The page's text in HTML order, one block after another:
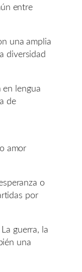
entre
una amplia
diversidad
en lengua
de
amor
o
por
guerra, la
una